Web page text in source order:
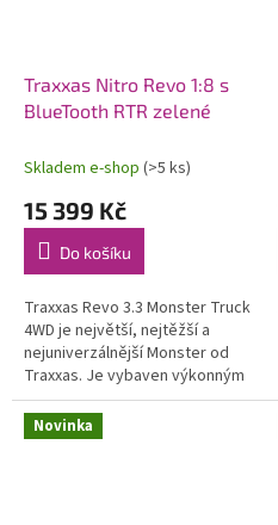
Traxxas Nitro Revo 1:8 s
BlueTooth RTR zelené
Skladem e-shop (>5 ks)
15 399 Kč
Do košíku
Traxxas Revo 3.3 Monster Truck
4WD je největší, nejtěžší a
nejuniverzálnější Monster od
Traxxas. Je vybaven výkonným
závodním motorem TRX 3.3 s
laděným výfukem, RC
soupravou...
Novinka